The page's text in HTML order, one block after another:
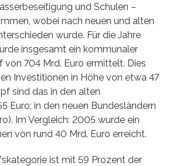
und Schulen –
wobei nach neuen und alten
wurde. Für die Jahre
insgesamt ein kommunaler
von 704 Mrd. Euro ermittelt. Dies
Investitionen in Höhe von etwa 47
sind das in den alten
Euro; in den neuen Bundesländern
Im Vergleich: 2005 wurde ein
von rund 40 Mrd. Euro erreicht.
ist mit 59 Prozent der